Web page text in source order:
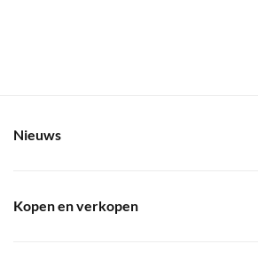
Nieuws
Kopen en verkopen